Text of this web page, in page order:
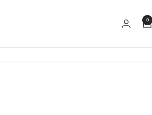
0